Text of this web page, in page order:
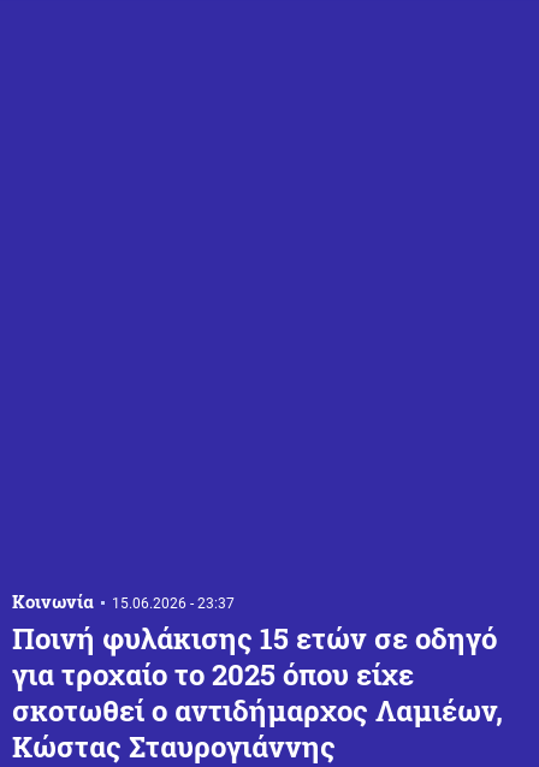
Κοινωνία 15.06.2026 - 23:37
Ποινή φυλάκισης 15 ετών σε οδηγό
για τροχαίο το 2025 όπου είχε
σκοτωθεί ο αντιδήμαρχος Λαμιέων,
Κώστας Σταυρογιάννης